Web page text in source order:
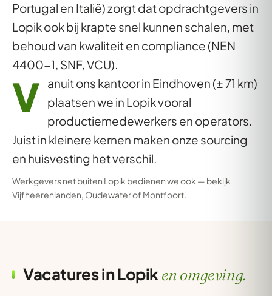
Portugal en Italië) zorgt dat opdrachtgevers in
Lopik ook bij krapte snel kunnen schalen, met
behoud van kwaliteit en compliance (NEN
4400-1, SNF, VCU).
V anuit ons kantoor in Eindhoven (± 71 km)
plaatsen we in Lopik vooral
productiemedewerkers en operators.
Juist in kleinere kernen maken onze sourcing
en huisvesting het verschil.
Werkgevers net buiten Lopik bedienen we ook — bekijk
Vijfheerenlanden, Oudewaterof Montfoort.
Vacatures in Lopiken omgeving.